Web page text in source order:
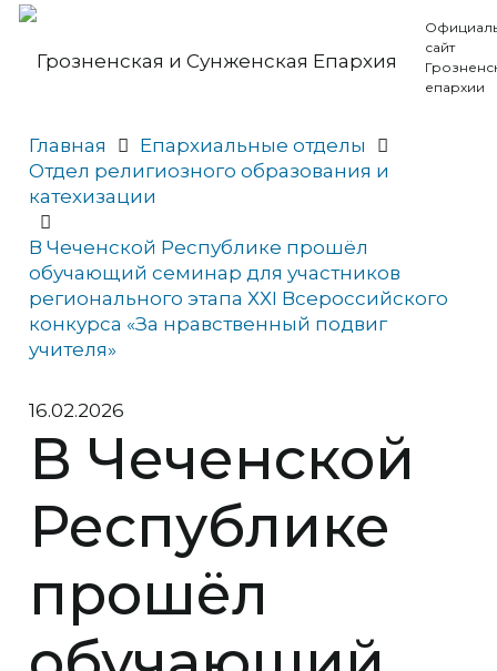
сайт
епархии
Главная
Епархиальные отделы
Отдел религиозного образования и
катехизации
В Чеченской Республике прошёл
обучающий семинар для участников
регионального этапа ХХІ Всероссийского
конкурса «За нравственный подвиг
учителя»
16.02.2026
В Чеченской
Республике
прошёл